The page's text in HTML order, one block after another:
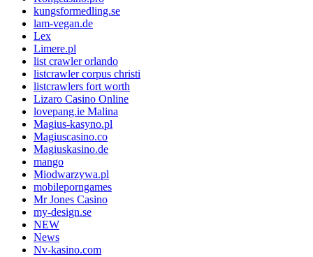
kungsformedling.se
lam-vegan.de
Lex
Limere.pl
list crawler orlando
listcrawler corpus christi
listcrawlers fort worth
Lizaro Casino Online
lovepang.ie Malina
Magius-kasyno.pl
Magiuscasino.co
Magiuskasino.de
mango
Miodwarzywa.pl
mobileporngames
Mr Jones Casino
my-design.se
NEW
News
Nv-kasino.com